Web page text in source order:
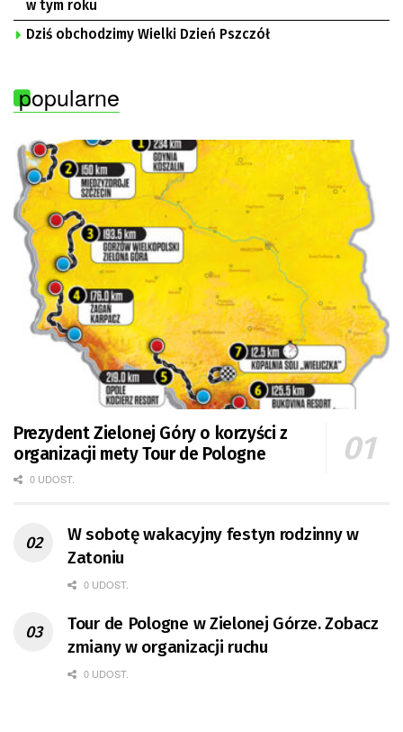
w tym roku
Dziś obchodzimy Wielki Dzień Pszczół
popularne
Prezydent Zielonej Góry o korzyści z
organizacji mety Tour de Pologne
0 UDOST.
W sobotę wakacyjny festyn rodzinny w
Zatoniu
0 UDOST.
Tour de Pologne w Zielonej Górze. Zobacz
zmiany w organizacji ruchu
0 UDOST.